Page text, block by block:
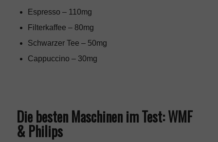
Espresso – 110mg
Filterkaffee – 80mg
Schwarzer Tee – 50mg
Cappuccino – 30mg
Die besten Maschinen im Test: WMF
& Philips